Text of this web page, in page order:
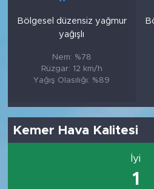
Bölgesel düzensiz yağmur
yağışlı
Nem: %78
Rüzgar: 12 km/h
Yağış Olasılığı: %89
Kemer Hava Kalitesi
İyi
1